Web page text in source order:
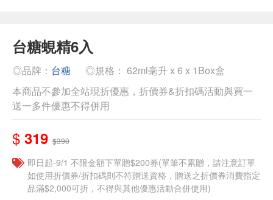
台糖蜆精6入
◎品牌： 台糖
◎規格： 62ml毫升 x 6 x 1Box盒
本商品不參加全站現折優惠，折價券&折扣碼活動與買一
送一多件優惠不得併用
$ 319 $390
即日起-9/1 不限金額下單贈$200券(單筆不累贈，請注意訂單
如使用折價券/折扣碼則不符贈送資格，贈送之折價券消費指定
品滿$2,000可折，不得與其他優惠活動合併使用)